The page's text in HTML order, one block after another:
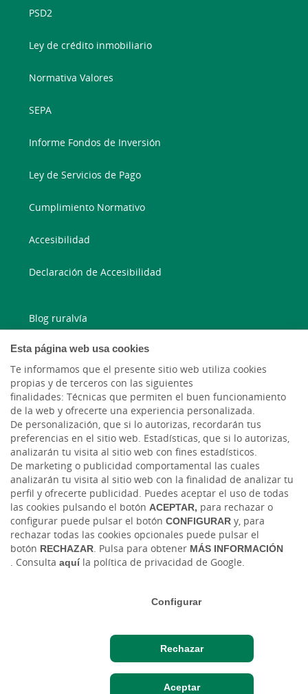
Esta página web usa cookies
Te informamos que el presente sitio web utiliza cookies
propias y de terceros con las siguientes
finalidades: Técnicas que permiten el buen funcionamiento
de la web y ofrecerte una experiencia personalizada.
De personalización, que si lo autorizas, recordarán tus
preferencias en el sitio web. Estadísticas, que si lo autorizas,
analizarán tu visita al sitio web con fines estadísticos.
De marketing o publicidad comportamental las cuales
analizarán tu visita al sitio web con la finalidad de analizar tu
perfil y ofrecerte publicidad. Puedes aceptar el uso de todas
las cookies pulsando el botón ACEPTAR, para rechazar o
configurar puede pulsar el botón CONFIGURAR y, para
rechazar todas las cookies opcionales puede pulsar el
botón RECHAZAR. Pulsa para obtener MÁS INFORMACIÓN
. Consulta aquíla política de privacidad de Google.
Configurar
Rechazar
AceptarAcceso cliente
PSD2
Ley de crédito inmobiliario
Normativa Valores
SEPA
Informe Fondos de Inversión
Ley de Servicios de Pago
Cumplimiento Normativo
Accesibilidad
Declaración de Accesibilidad
Blog ruralvía
Blog Joven In
Facebook
Twitter
Tablón de anuncios Tipos de cambio Aviso legal
Política de cookies
Protección de datos
Ciberseguridad